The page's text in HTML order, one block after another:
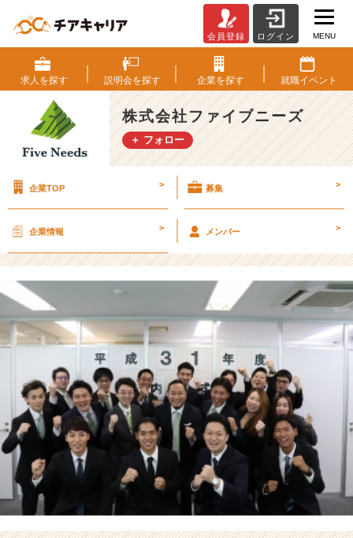
定
式
を
行
い
ま
式
フ
ニ
ー
ズ
の
タ
イ
ム
ラ
ン】
会員登録 ログイン MENU
求人を探す 説明会を探す 企業を探す 就職イベント
株式会社ファイブニーズ
＋ フォロー
企業TOP > 募集 >
企業情報 > メンバー >